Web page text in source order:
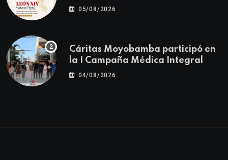
del 11 al 17 de noviembre
05/08/2026
Cáritas Moyobamba participó en
la I Campaña Médica Integral
Gratuita llevando salud y
04/08/2026